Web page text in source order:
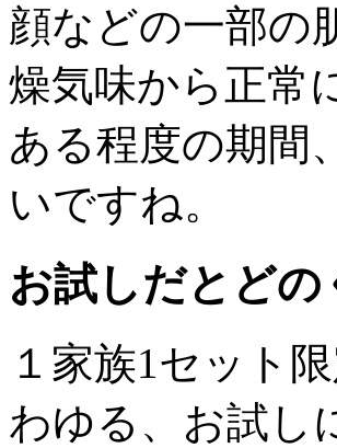
顔などの一部の
燥気味から正常
ある程度の期間
いですね。
お試しだとど
１家族1セット
わゆる、お試し